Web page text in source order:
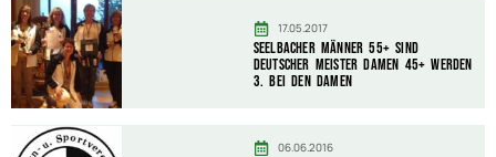
17.05.2017
Seelbacher Männer 55+ sind
Deutscher Meister Damen 45+ werden
3. bei den Damen
06.06.2016